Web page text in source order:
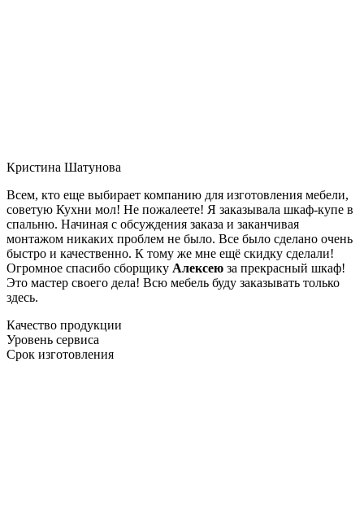
Кристина Шатунова
Всем, кто еще выбирает компанию для изготовления мебели,
советую Кухни мол! Не пожалеете! Я заказывала шкаф-купе в
спальню. Начиная с обсуждения заказа и заканчивая
монтажом никаких проблем не было. Все было сделано очень
быстро и качественно. К тому же мне ещё скидку сделали!
Огромное спасибо сборщику Алексею за прекрасный шкаф!
Это мастер своего дела! Всю мебель буду заказывать только
здесь.
Качество продукции
Уровень сервиса
Срок изготовления